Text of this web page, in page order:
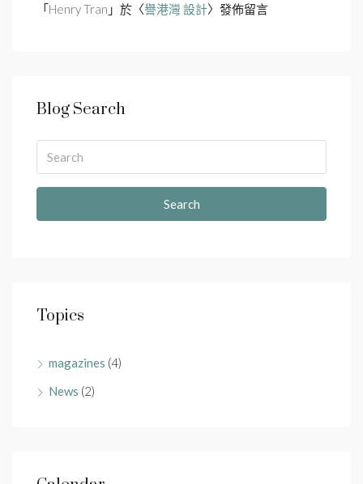
「Henry Tran 」於〈譽港灣 設計〉發佈留言
Blog Search
Search
Topics
magazines (4)
News (2)